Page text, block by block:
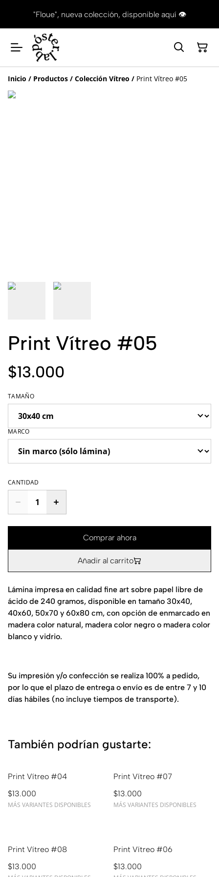
"Floue", nueva colección, disponible aquí 👁
Inicio / Productos / Colección Vítreo / Print Vítreo #05
Print Vítreo #05
$13.000
TAMAÑO
MARCO
CANTIDAD
Comprar ahora
Añadir al carrito
Lámina impresa en calidad fine art sobre papel libre de
ácido de 240 gramos, disponible en tamaño 30x40,
40x60, 50x70 y 60x80 cm, con opción de enmarcado en
madera color natural, madera color negro o madera color
blanco y vidrio.
Su impresión y/o confección se realiza 100% a pedido,
por lo que el plazo de entrega o envío es de entre 7 y 10
días hábiles (no incluye tiempos de transporte).
También podrían gustarte:
Print Vítreo #04
$13.000
MÁS VARIANTES DISPONIBLES
Print Vítreo #07
$13.000
MÁS VARIANTES DISPONIBLES
Print Vítreo #08
$13.000
Print Vítreo #06
$13.000